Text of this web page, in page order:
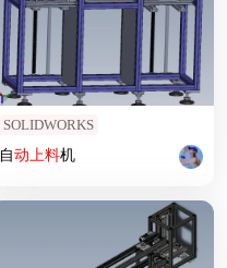
SOLIDWORKS
自动上料机